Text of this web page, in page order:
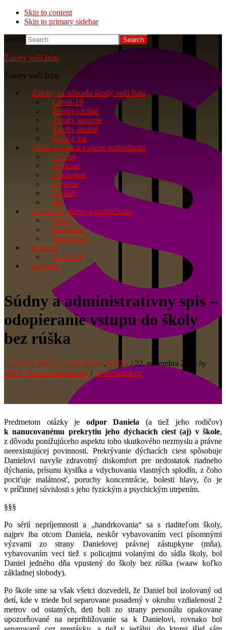
Skip to content
Skip to primary sidebar
Search
Žaloby voči štátu
Žaloby voči štátu
Žaloby na náhradu škody voči štátu
Covid-19
Žaloby civilné
Žaloby správne
Žaloby trestné
Žaloby iné
Súdne konania a súdne rozhodnutia
Civilné
Rodinné
Obchodné
Správne
Trestné
Iné
Covid-19 pokuty a rozhodnutia
Rúško
Karanténa
Testovanie
Listáreň
Covid-19
Kontakt
Súdny a administratívny spis –
odopieranie vstupu do školy
bez rúška
Covid-19 pokuty a rozhodnutia, Rúško / 22. novembra 2020 by
JUDr. Adriana Krajnikova / 10 komentárov
Predmetom otázky je odpor Daniela (a tiež jeho rodičov)
k nanucovanému prekrytiu jeho dýchacích ciest (aj) v škole,
z dôvodu ponižujúceho aspektu toho skutkového nezmyslu a právne
neeexistujúcej povinnosti. Prekrývanie dýchacích ciest spôsobuje
Danielovi navyše zdravotný diskomfort pre nedostatok riadneho
dýchania, prísunu kyslíka a vdychovania vlastných splodín, z čoho
pociťuje malátnosť, poruchy koncentrácie, bolesti hlavy, čo je
v príčinnej súvislosti s jeho fyzickým a psychickým utrpením.
§§§
Po sérií nepríjemnosti a „handrkovania“ sa s riaditeľom školy,
najprv iba otcom Daniela, neskôr vybavovaním veci písomnými
výzvami zo strany Danielovej právnej zástupkyne (mňa),
vybavovaním veci tiež s policajtmi volanými do sídla školy, bol
Daniel jedného dňa vpustený do školy bez rúška (waaw koľko
základnej slobody).
Po škole sme sa však všetci dozvedeli, že Daniel bol izolovaný od
detí, kde v triede bol separovane posadený v okruhu vzdialenosti 2
metrov od ostatných, deti boli zo strany personálu opakovane
upozorňované na nepribližovanie sa k Danielovi, rovnako bol